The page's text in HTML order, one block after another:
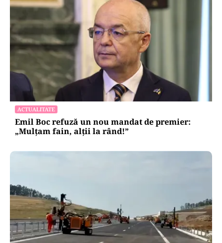
ACTUALITATE
Emil Boc refuză un nou mandat de premier:
„Mulțam fain, alții la rând!”